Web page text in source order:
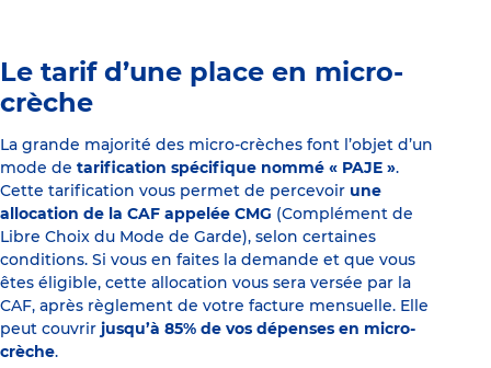
Le tarif d’une place en micro-
crèche
La grande majorité des micro-crèches font l’objet d’un
mode de tarification spécifique nommé « PAJE ».
Cette tarification vous permet de percevoir une
allocation de la CAF appelée CMG (Complément de
Libre Choix du Mode de Garde), selon certaines
conditions. Si vous en faites la demande et que vous
êtes éligible, cette allocation vous sera versée par la
CAF, après règlement de votre facture mensuelle. Elle
peut couvrir jusqu’à 85% de vos dépenses en micro-
crèche.